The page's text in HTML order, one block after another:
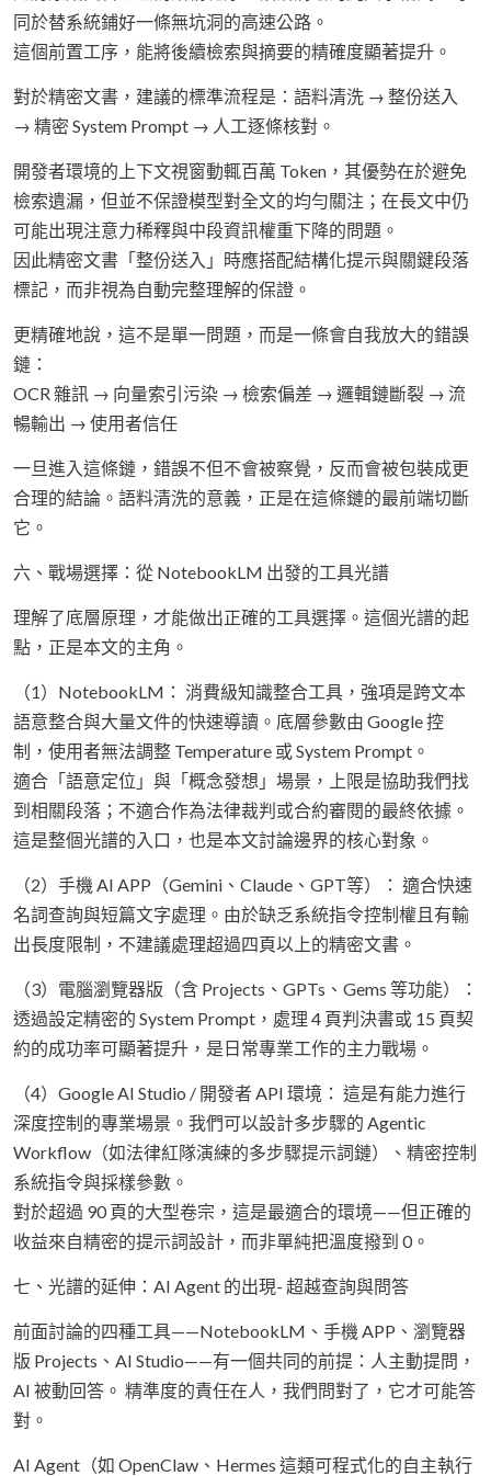
同於替系統鋪好一條無坑洞的高速公路。
這個前置工序，能將後續檢索與摘要的精確度顯著提升。
對於精密文書，建議的標準流程是：語料清洗 → 整份送入
→ 精密 System Prompt → 人工逐條核對。
開發者環境的上下文視窗動輒百萬 Token，其優勢在於避免
檢索遺漏，但並不保證模型對全文的均勻關注；在長文中仍
可能出現注意力稀釋與中段資訊權重下降的問題。
因此精密文書「整份送入」時應搭配結構化提示與關鍵段落
標記，而非視為自動完整理解的保證。
更精確地說，這不是單一問題，而是一條會自我放大的錯誤
鏈：
OCR 雜訊 → 向量索引污染 → 檢索偏差 → 邏輯鏈斷裂 → 流
暢輸出 → 使用者信任
一旦進入這條鏈，錯誤不但不會被察覺，反而會被包裝成更
合理的結論。語料清洗的意義，正是在這條鏈的最前端切斷
它。
六、戰場選擇：從 NotebookLM 出發的工具光譜
理解了底層原理，才能做出正確的工具選擇。這個光譜的起
點，正是本文的主角。
（1）NotebookLM： 消費級知識整合工具，強項是跨文本
語意整合與大量文件的快速導讀。底層參數由 Google 控
制，使用者無法調整 Temperature 或 System Prompt。
適合「語意定位」與「概念發想」場景，上限是協助我們找
到相關段落；不適合作為法律裁判或合約審閱的最終依據。
這是整個光譜的入口，也是本文討論邊界的核心對象。
（2）手機 AI APP（Gemini、Claude、GPT等）： 適合快速
名詞查詢與短篇文字處理。由於缺乏系統指令控制權且有輸
出長度限制，不建議處理超過四頁以上的精密文書。
（3）電腦瀏覽器版（含 Projects、GPTs、Gems 等功能）：
透過設定精密的 System Prompt，處理 4 頁判決書或 15 頁契
約的成功率可顯著提升，是日常專業工作的主力戰場。
（4）Google AI Studio / 開發者 API 環境： 這是有能力進行
深度控制的專業場景。我們可以設計多步驟的 Agentic
Workflow（如法律紅隊演練的多步驟提示詞鏈）、精密控制
系統指令與採樣參數。
對於超過 90 頁的大型卷宗，這是最適合的環境——但正確的
收益來自精密的提示詞設計，而非單純把溫度撥到 0。
七、光譜的延伸：AI Agent 的出現- 超越查詢與問答
前面討論的四種工具——NotebookLM、手機 APP、瀏覽器
版 Projects、AI Studio——有一個共同的前提：人主動提問，
AI 被動回答。 精準度的責任在人，我們問對了，它才可能答
對。
AI Agent（如 OpenClaw、Hermes 這類可程式化的自主執行